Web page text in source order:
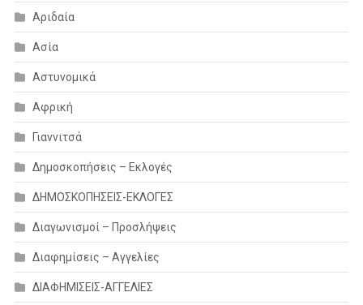
Αριδαία
Ασία
Αστυνομικά
Αφρική
Γιαννιτσά
Δημοσκοπήσεις – Εκλογές
ΔΗΜΟΣΚΟΠΗΣΕΙΣ-ΕΚΛΟΓΕΣ
Διαγωνισμοί – Προσλήψεις
Διαφημίσεις – Αγγελίες
ΔΙΑΦΗΜΙΣΕΙΣ-ΑΓΓΕΛΙΕΣ